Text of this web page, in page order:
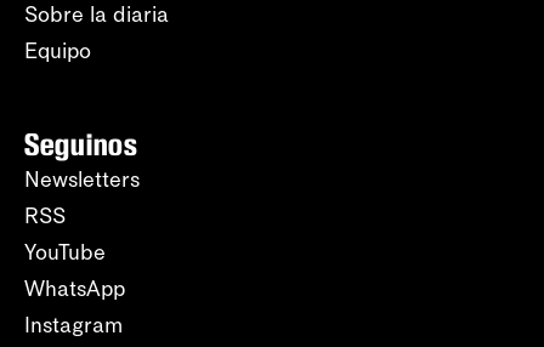
Sobre la diaria
Equipo
Seguinos
Newsletters
RSS
YouTube
WhatsApp
Instagram